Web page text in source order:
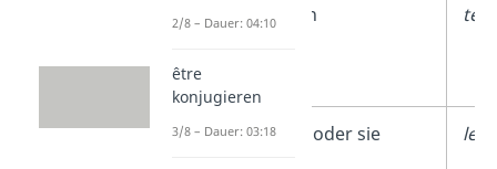
2.
Singular
dich te/
3.
ihn oder sie le/
2/8 – Dauer: 04:10
être
konjugieren
3/8 – Dauer: 03:18